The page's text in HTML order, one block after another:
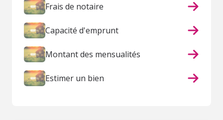
Frais de notaire
Capacité d'emprunt
Montant des mensualités
Estimer un bien